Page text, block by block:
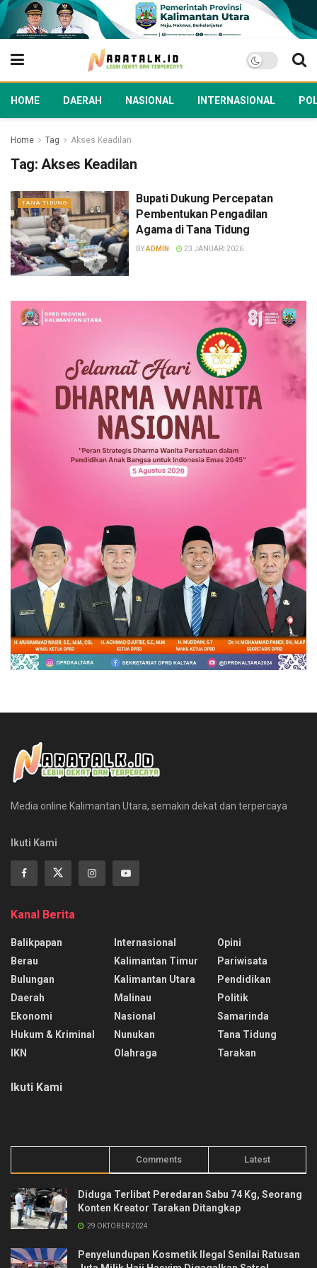
HOME DAERAH NASIONAL INTERNASIONAL
Home Tag Akses Keadilan
Tag: Akses Keadilan
TANA TIDUNG
Bupati Dukung Percepatan
Pembentukan Pengadilan
Agama di Tana Tidung
BYADMIN 23 JANUARI 2026
Media online Kalimantan Utara, semakin dekat dan terpercaya
Ikuti Kami
Kanal Berita
Balikpapan
Berau
Bulungan
Daerah
Ekonomi
Hukum & Kriminal
IKN
Internasional
Kalimantan Timur
Kalimantan Utara
Malinau
Nasional
Nunukan
Olahraga
Opini
Pariwisata
Pendidikan
Politik
Samarinda
Tana Tidung
Tarakan
Ikuti Kami
Comments Latest
Diduga Terlibat Peredaran Sabu 74 Kg, Seorang
Konten Kreator Tarakan Ditangkap
29 OKTOBER 2024
Penyelundupan Kosmetik Ilegal Senilai Ratusan